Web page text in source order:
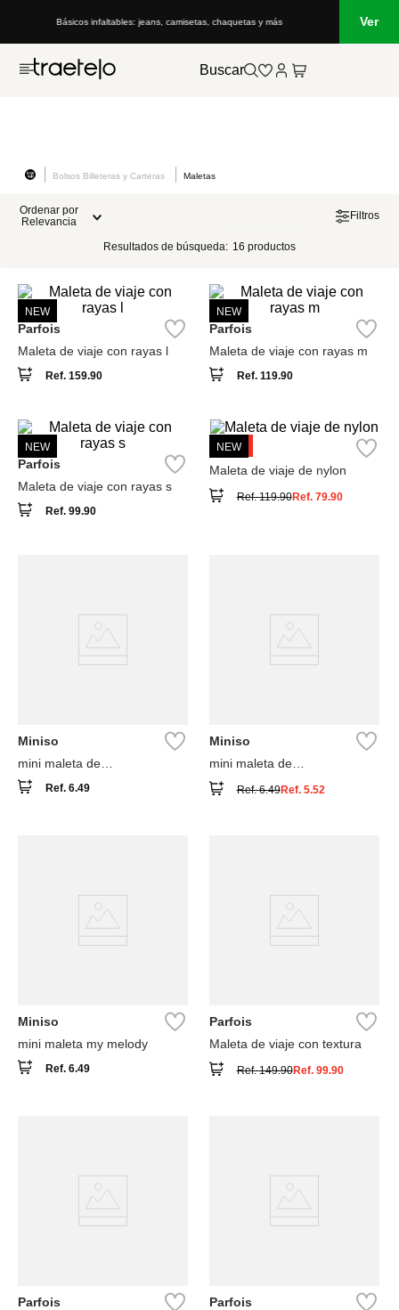
Básicos infaltables: jeans, camisetas, chaquetas y más Ver
Buscar
Bolsos Billeteras y Carteras Maletas
Ordenar por
Relevancia
Filtros
Resultados de búsqueda: 16 productos
NEW
Parfois
Maleta de viaje con rayas l
Ref. 159.90
NEW
Parfois
Maleta de viaje con rayas m
Ref. 119.90
NEW
Parfois
Maleta de viaje con rayas s
Ref. 99.90
-33 %
NEW
Parfois
Maleta de viaje de nylon
Ref.119.90Ref. 79.90
Miniso
mini maleta de
almacenamiento kuromi
Ref. 6.49
Miniso
mini maleta de
Ref.6.49Ref. 5.52
Miniso
mini maleta my melody
Ref. 6.49
Parfois
Maleta de viaje con textura
Ref.149.90Ref. 99.90
Parfois
Parfois